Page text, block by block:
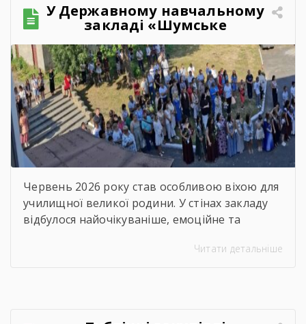
У Державному навчальному
закладі «Шумське
професійно-технічне
училище» відбувся
зворушливий випускний
захід – 2026
Червень 2026 року став особливою віхою для
училищної великої родини. У стінах закладу
відбулося найочікуваніше, емоційне та
Цього дня ми офіційно провели у доросле
своєї мети. Урочиста подія розпочалася з
Читати детальніше